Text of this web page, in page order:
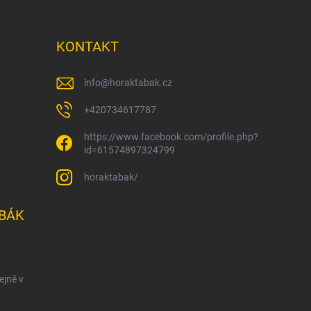
KONTAKT
info@horaktabak.cz
+420734617787
https://www.facebook.com/profile.php?
id=61574897324799
horaktabak/
v